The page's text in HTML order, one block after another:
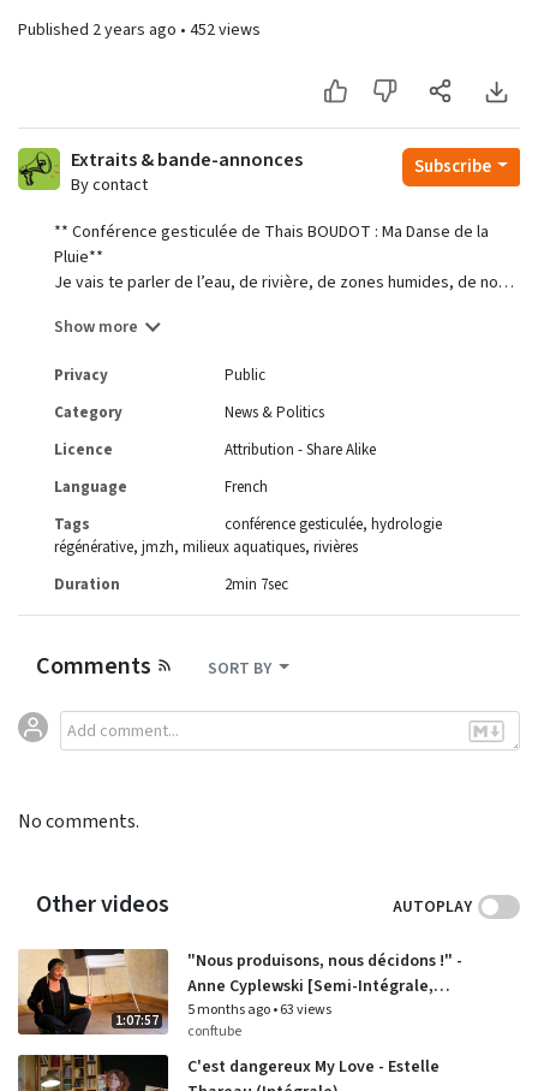
Published 2 years ago • 452 views
Extraits & bande-annonces
By contact
Subscribe
** Conférence gesticulée de Thais BOUDOT : Ma Danse de la
Pluie**
Je vais te parler de l’eau, de rivière, de zones humides, de nos
espérant t’apporter des connaissances aquatiques, tu me diras
https://conferences-gesticulees.net/conferences/ma-danse-
de-la-pluie/
Show more
Privacy
Public
Category
News & Politics
Licence
Attribution - Share Alike
Language
French
Tags
conférence gesticulée hydrologie
régénérative jmzh milieux aquatiques rivières
Duration
2min 7sec
Comments SORT BY
No comments.
Other videos AUTOPLAY
1:07:57
"Nous produisons, nous décidons !" -
Anne Cyplewski [Semi-Intégrale,
Sortie de chantier]
5 months ago•63 views
conftube
C'est dangereux My Love - Estelle